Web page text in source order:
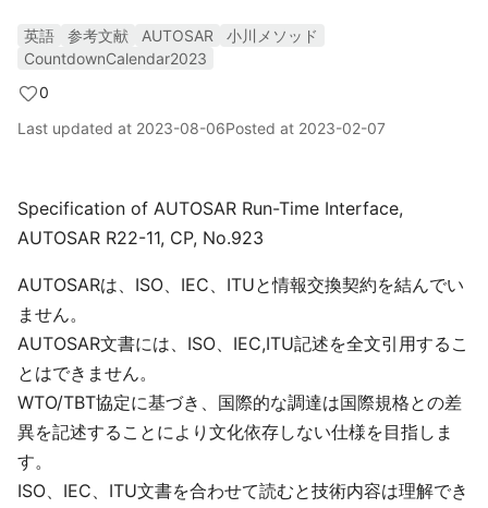
英語 参考文献 AUTOSAR
小川メソッド
CountdownCalendar2023
0
Last updated at 2023-08-06Posted at 2023-02-07
Specification of AUTOSAR Run-Time Interface,
AUTOSAR R22-11, CP, No.923
AUTOSARは、ISO、IEC、ITUと情報交換契約を結んでい
ません。
AUTOSAR文書には、ISO、IEC,ITU記述を全文引用するこ
とはできません。
WTO/TBT協定に基づき、国際的な調達は国際規格との差
異を記述することにより文化依存しない仕様を目指しま
す。
ISO、IEC、ITU文書を合わせて読むと技術内容は理解でき